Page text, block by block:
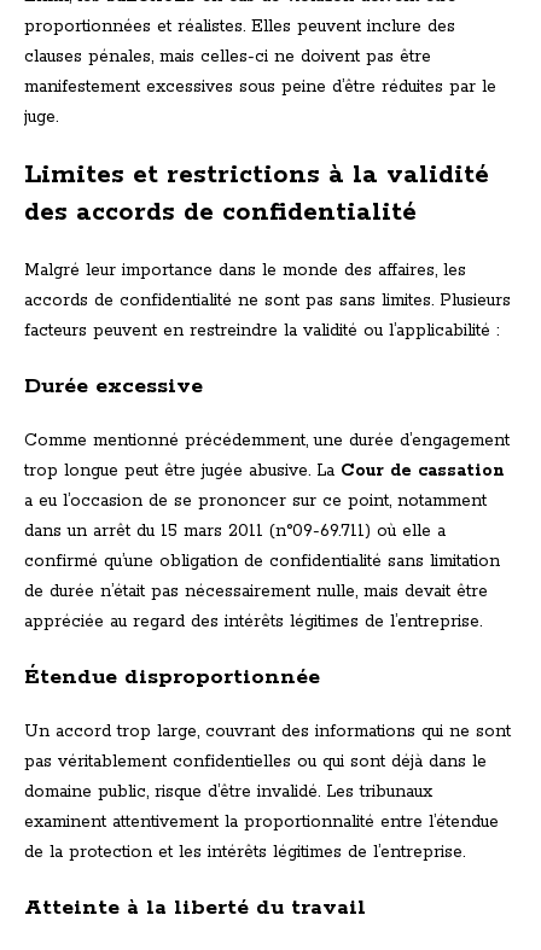
proportionnées et réalistes. Elles peuvent inclure des
clauses pénales, mais celles-ci ne doivent pas être
manifestement excessives sous peine d’être réduites par le
juge.
Limites et restrictions à la validité
des accords de confidentialité
Malgré leur importance dans le monde des affaires, les
accords de confidentialité ne sont pas sans limites. Plusieurs
facteurs peuvent en restreindre la validité ou l’applicabilité :
Durée excessive
Comme mentionné précédemment, une durée d’engagement
trop longue peut être jugée abusive. La Cour de cassation
a eu l’occasion de se prononcer sur ce point, notamment
dans un arrêt du 15 mars 2011 (n°09-69.711) où elle a
confirmé qu’une obligation de confidentialité sans limitation
de durée n’était pas nécessairement nulle, mais devait être
appréciée au regard des intérêts légitimes de l’entreprise.
Étendue disproportionnée
Un accord trop large, couvrant des informations qui ne sont
pas véritablement confidentielles ou qui sont déjà dans le
domaine public, risque d’être invalidé. Les tribunaux
examinent attentivement la proportionnalité entre l’étendue
de la protection et les intérêts légitimes de l’entreprise.
Atteinte à la liberté du travail